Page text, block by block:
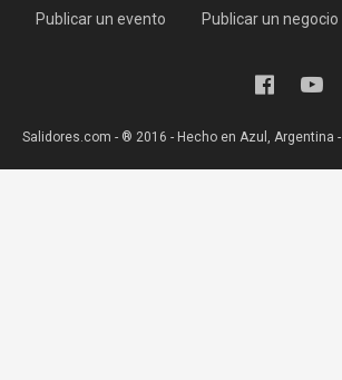
Publicar un evento Publicar un negocio
Salidores.com - ® 2016 - Hecho en Azul, Argentina -